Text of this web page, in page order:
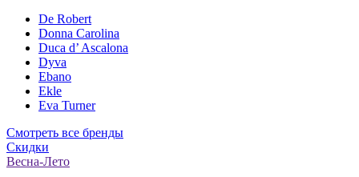
De Robert
Donna Carolina
Duca d’ Ascalona
Dyva
Ebano
Ekle
Eva Turner
Смотреть все бренды
Скидки
Весна-Лето